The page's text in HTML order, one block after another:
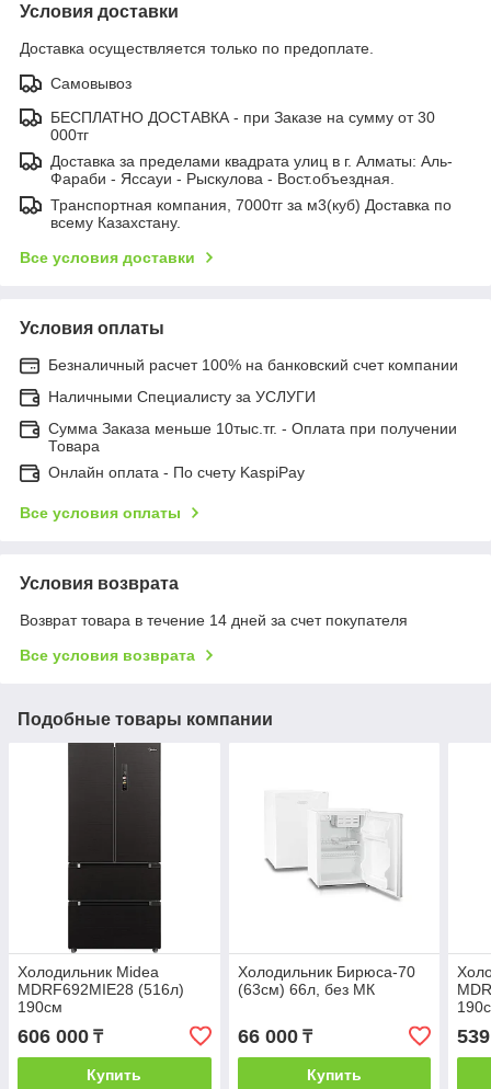
Условия доставки
Доставка осуществляется только по предоплате.
Самовывоз
БЕСПЛАТНО ДОСТАВКА - при Заказе на сумму от 30
000тг
Доставка за пределами квадрата улиц в г. Алматы: Аль-
Фараби - Яссауи - Рыскулова - Вост.объездная.
Транспортная компания, 7000тг за м3(куб) Доставка по
всему Казахстану.
Все условия доставки
Условия оплаты
Безналичный расчет 100% на банковский счет компании
Наличными Специалисту за УСЛУГИ
Сумма Заказа меньше 10тыс.тг. - Оплата при получении
Товара
Онлайн оплата - По счету KaspiPay
Все условия оплаты
Условия возврата
Возврат товара в течение 14 дней за счет покупателя
Все условия возврата
Подобные товары компании
Холодильник Midea
MDRF692MIE28 (516л)
190см
606 000 ₸
Купить
Холодильник Бирюса-70
(63см) 66л, без МК
66 000₸
Купить